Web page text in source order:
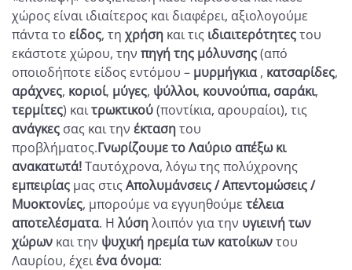
χώρος είναι ιδιαίτερος και διαφέρει, αξιολογούμε
πάντα το είδος, τη χρήση και τις ιδιαιτερότητεςτου
εκάστοτε χώρου, την πηγή της μόλυνσης(από
οποιοδήποτε είδος εντόμου – μυρμήγκια, κατσαρίδες,
αράχνες, κοριοί, μύγες, ψύλλοι, κουνούπια, σαράκι,
τερμίτες) καιτρωκτικού(ποντίκια, αρουραίοι), τις
ανάγκες σας και την έκτασητου
προβλήματος.Γνωρίζουμε το Λαύριο απέξω κι
ανακατωτά!Ταυτόχρονα, λόγω της πολύχρονης
εμπειρίας μας στις Απολυμάνσεις / Απεντομώσεις /
Μυοκτονίες, μπορούμε να εγγυηθούμε τέλεια
αποτελέσματα. Η λύσηλοιπόν για την υγιεινή των
χώρων και την ψυχική ηρεμία των κατοίκωντου
Λαυρίου, έχειένα όνομα: